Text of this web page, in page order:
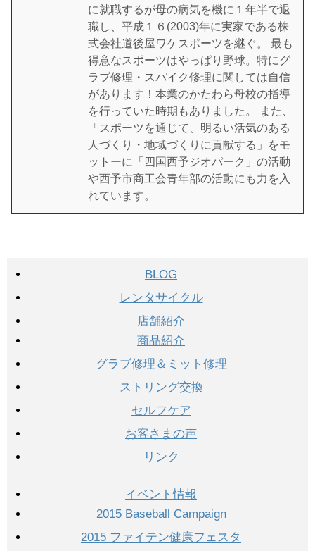
に就職するが母の病気を機に１年半で退
職し、平成１６(2003)年に実家である株
式会社道後屋ワケスポーツを継ぐ。 最も
得意なスポーツはやっぱり野球。特にグ
ラブ修理・スパイク修理に関しては自信
があります！本業のかたわら母校の指導
を行っていた時期もありました。 また、
「スポーツを通じて、明るい活気のある
人づくり・地域づくりに貢献する」をモ
ットーに「四国西予ジオパーク」の活動
や西予市商工会青年部の活動にも力を入
れています。
BLOG
レンタサイクル
店舗紹介
商品紹介
グラブ修理＆ミット修理
ストリング交換
セルフケア
お客さまの声
リンク
イベント情報
2015 Baseball Campaign
2015 ファイテン健康フェスタ